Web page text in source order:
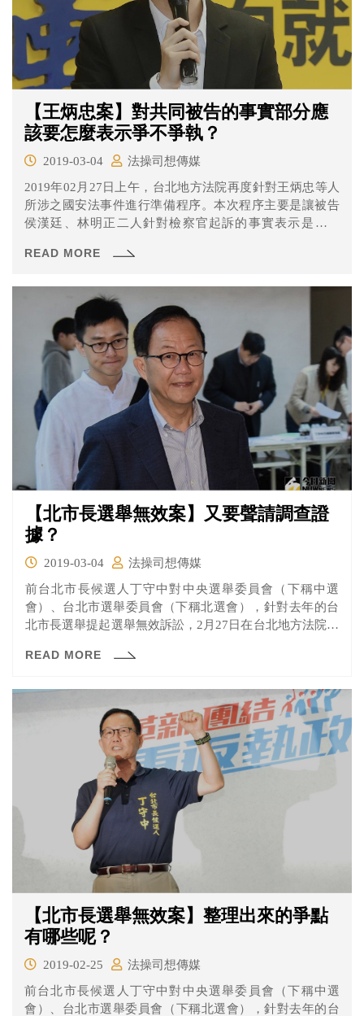
【王炳忠案】對共同被告的事實部分應
該要怎麼表示爭不爭執？
2019-03-04
法操司想傳媒
2019年02月27日上午，台北地方法院再度針對王炳忠等人
所涉之國安法事件進行準備程序。本次程序主要是讓被告
侯漢廷、林明正二人針對檢察官起訴的事實表示是否爭
READ MORE
【北市長選舉無效案】又要聲請調查證
據？
2019-03-04
法操司想傳媒
前台北市長候選人丁守中對中央選舉委員會（下稱中選
會）、台北市選舉委員會（下稱北選會），針對去年的台
北市長選舉提起選舉無效訴訟，2月27日在台北地方法院進
READ MORE
【北市長選舉無效案】整理出來的爭點
有哪些呢？
2019-02-25
法操司想傳媒
前台北市長候選人丁守中對中央選舉委員會（下稱中選
會）、台北市選舉委員會（下稱北選會），針對去年的台